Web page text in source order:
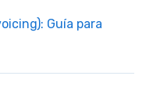
Guía para